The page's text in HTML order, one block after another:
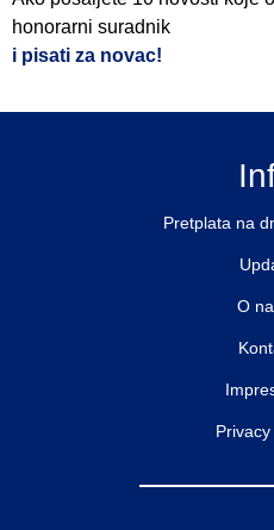
honorarni suradnik
i pisati za novac!
Pretplata na
O